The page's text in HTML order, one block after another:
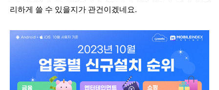
리하게 쓸 수 있을지가 관건이겠네요.